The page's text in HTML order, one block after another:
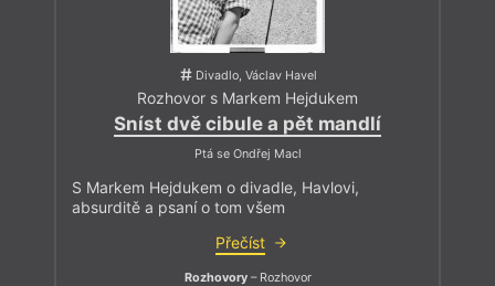
Divadlo, Václav Havel
Rozhovor s Markem Hejdukem
Sníst dvě cibule a pět mandlí
Ptá se Ondřej Macl
S Markem Hejdukem o divadle, Havlovi,
absurditě a psaní o tom všem
Přečíst
Rozhovory– Rozhovor